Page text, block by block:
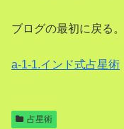
ブログの最初に戻る。
a-1-1.インド式占星術
占星術